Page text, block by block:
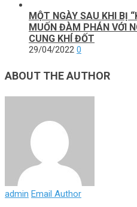
MỘT NGÀY SAU KHI BỊ
MUỐN ĐÀM PHÁN VỚI
CUNG KHÍ ĐỐT
29/04/2022 0
ABOUT THE AUTHOR
admin Email Author